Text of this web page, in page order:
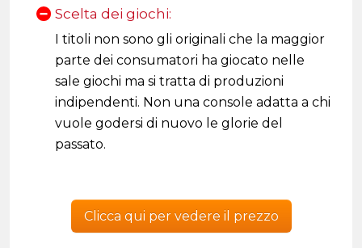
Scelta dei giochi:
I titoli non sono gli originali che la maggior
parte dei consumatori ha giocato nelle
sale giochi ma si tratta di produzioni
indipendenti. Non una console adatta a chi
vuole godersi di nuovo le glorie del
passato.
Clicca qui per vedere il prezzo